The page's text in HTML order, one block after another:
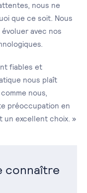
nous ne
que ce soit. Nous
avec nos
fiables et
nous plaît
nous,
préoccupation en
un excellent choix. »
connaître